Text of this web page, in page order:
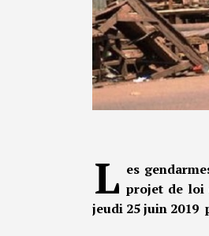
L es
projet de loi
jeudi 25 juin 2019